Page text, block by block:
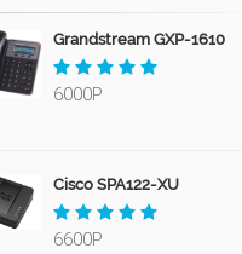
Grandstream GXP-1610
6000Р
Cisco SPA122-XU
6600Р